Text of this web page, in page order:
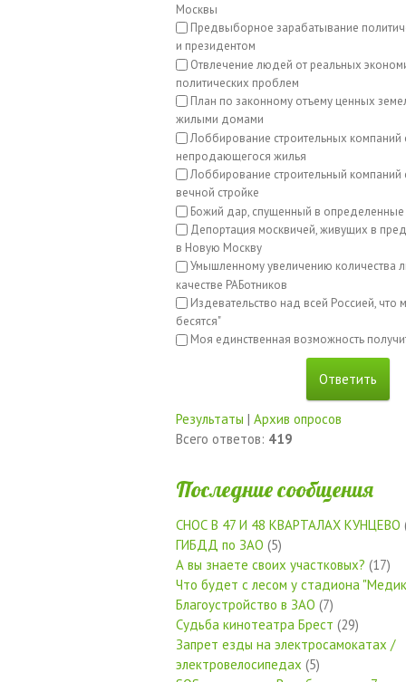
Москвы
Предвыборное зарабатывание
и президентом
Отвлечение людей от реальных
политических проблем
План по законному отъему ценных
жилыми домами
Лоббирование строительных компаний
непродающегося жилья
Лоббирование строительный компаний
вечной стройке
Божий дар, спущенный в
Депортация москвичей, живущих в
в Новую Москву
Умышленному увеличению количества
качестве РАБотников
Издевательство над всей Россией, что
бесятся"
Моя единственная возможность
Результаты | Архив опросов
Всего ответов: 419
Последние сообщения
СНОС В 47 И 48 КВАРТАЛАХ КУНЦЕВО
ГИБДД по ЗАО (5)
А вы знаете своих участковых? (17)
Что будет с лесом у стадиона
Благоустройство в ЗАО (7)
Судьба кинотеатра Брест (29)
Запрет езды на электросамокатах /
электровелосипедах (5)